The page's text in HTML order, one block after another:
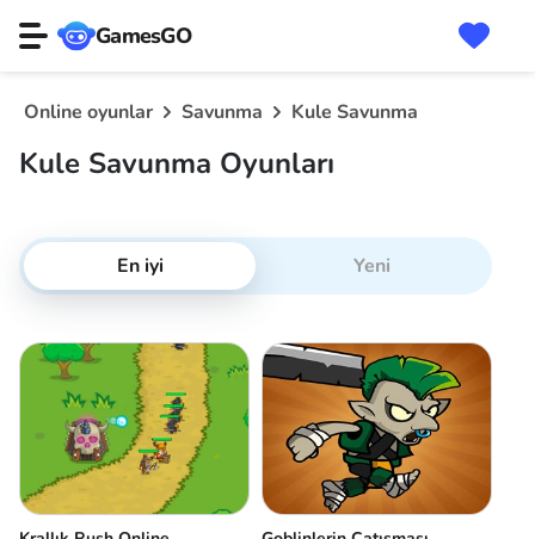
GamesGO
Online oyunlar Savunma Kule Savunma
Kule Savunma Oyunları
En iyi Yeni